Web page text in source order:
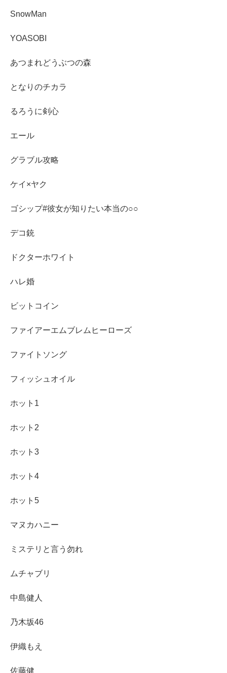
SnowMan
YOASOBI
あつまれどうぶつの森
となりのチカラ
るろうに剣心
エール
グラブル攻略
ケイ×ヤク
ゴシップ#彼女が知りたい本当の○○
デコ銃
ドクターホワイト
ハレ婚
ビットコイン
ファイアーエムブレムヒーローズ
ファイトソング
フィッシュオイル
ホット1
ホット2
ホット3
ホット4
ホット5
マヌカハニー
ミステリと言う勿れ
ムチャブリ
中島健人
乃木坂46
伊織もえ
佐藤健